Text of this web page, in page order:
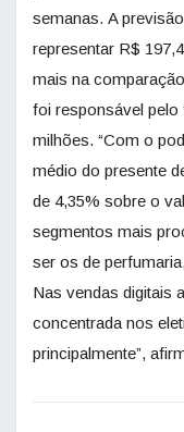
semanas. A
representar R$
mais na
foi responsável pelo
milhões. “Com o
médio do presente
de 4,35% sobre o
segmentos mais
ser os de
Nas vendas digitais
concentrada nos
principalmente”,